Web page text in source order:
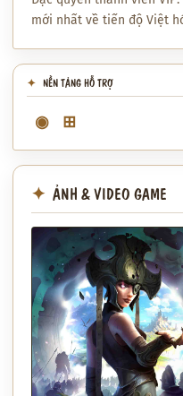
mới nhất về tiến độ Việt
NỀN TẢNG HỖ TRỢ
◉ ⊞
ẢNH & VIDEO GAME